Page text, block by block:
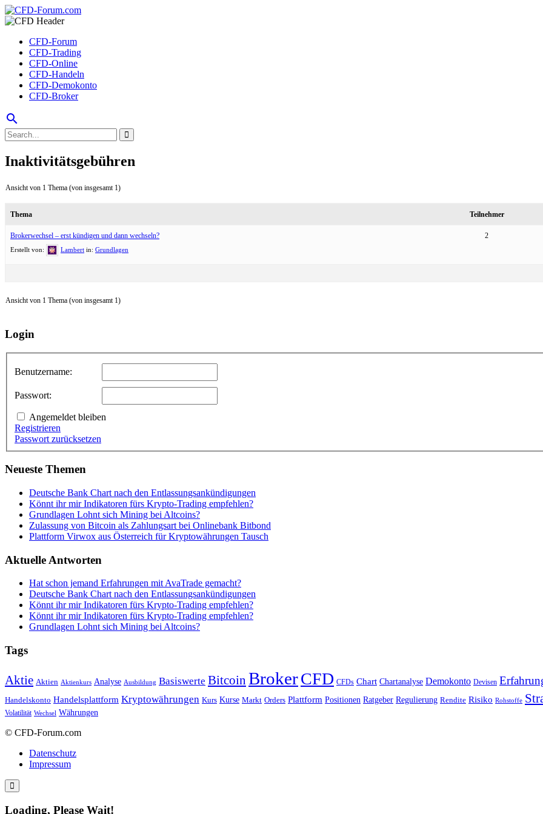
CFD-Forum
CFD-Trading
CFD-Online
CFD-Handeln
CFD-Demokonto
CFD-Broker
search
Inaktivitätsgebühren
Ansicht von 1 Thema (von insgesamt 1)
Thema Teilnehmer
Brokerwechsel – erst kündigen und dann wechseln?
Erstellt von: Lambert in: Grundlagen
2
Ansicht von 1 Thema (von insgesamt 1)
Login
Benutzername:
Passwort:
Angemeldet bleiben
Registrieren
Passwort zurücksetzen
Neueste Themen
Deutsche Bank Chart nach den Entlassungsankündigungen
Könnt ihr mir Indikatoren fürs Krypto-Trading empfehlen?
Grundlagen Lohnt sich Mining bei Altcoins?
Zulassung von Bitcoin als Zahlungsart bei Onlinebank Bitbond
Plattform Virwox aus Österreich für Kryptowährungen Tausch
Aktuelle Antworten
Hat schon jemand Erfahrungen mit AvaTrade gemacht?
Deutsche Bank Chart nach den Entlassungsankündigungen
Könnt ihr mir Indikatoren fürs Krypto-Trading empfehlen?
Könnt ihr mir Indikatoren fürs Krypto-Trading empfehlen?
Grundlagen Lohnt sich Mining bei Altcoins?
Tags
Aktie Aktien Aktienkurs Analyse Ausbildung Basiswerte Bitcoin BrokerCFD CFDs Chart Chartanalyse Demokonto Devisen
Handelskonto Handelsplattform Kryptowährungen Kurs Kurse Markt Orders Plattform Positionen Ratgeber Regulierung Rendite Risiko Rohstoffe
Volatilität Wechsel Währungen
© CFD-Forum.com
Datenschutz
Impressum
Loading, Please Wait!